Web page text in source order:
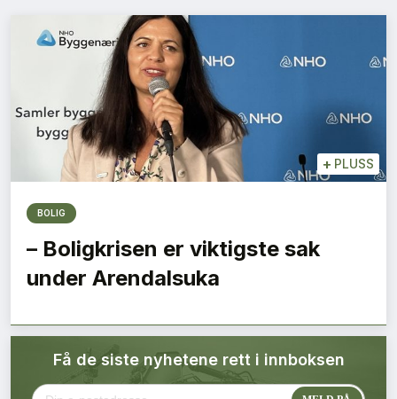
Eiendom
Tips redaksjonen
Annonsering
Abonnement Pluss
+ PLUSS
BOLIG
– Boligkrisen er viktigste sak
under Arendalsuka
Få de siste nyhetene rett i innboksen